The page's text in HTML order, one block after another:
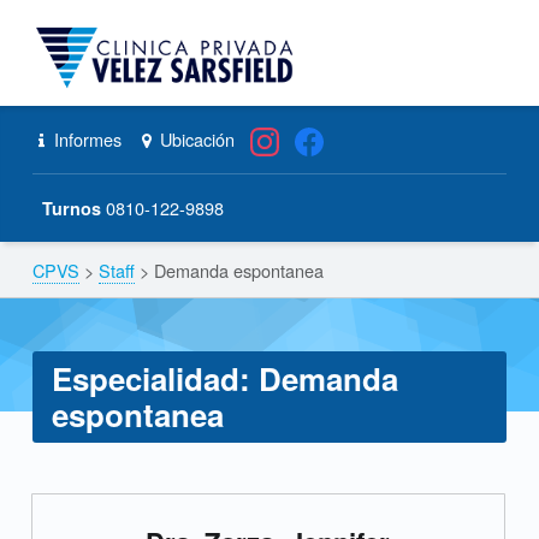
Demanda espontanea – CPVS
Primary Menu
Header info sidebar Informes Ubicación
Turnos 0810-122-9898
Breadcrumbs navigation
CPVS > Staff> Demanda espontanea
Especialidad: Demanda
espontanea